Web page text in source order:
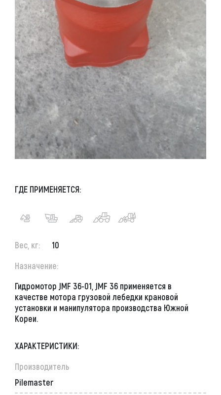
ГДЕ ПРИМЕНЯЕТСЯ:
Вес, кг:
10
Назначение:
Гидромотор JMF 36-01, JMF 36 применяется в
качестве мотора грузовой лебедки крановой
установки и манипулятора производства Южной
Кореи.
ХАРАКТЕРИСТИКИ:
Производитель
Pilemaster